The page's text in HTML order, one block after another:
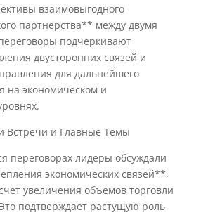
взаимовыгодного
партнерства** между двумя
подчеркивают
двусторонних связей и
для дальнейшего
на экономическом и
Встречи и Главные Темы
переговорах лидеры обсуждали
экономических связей**,
увеличения объемов торговли
подтверждает растущую роль